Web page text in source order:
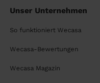
Unser Unternehmen
So funktioniert Wecasa
Wecasa-Bewertungen
Wecasa Magazin